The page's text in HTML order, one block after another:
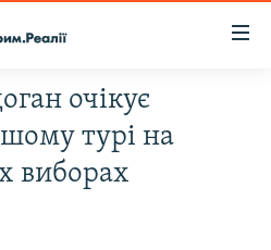
очікує
турі на
виборах